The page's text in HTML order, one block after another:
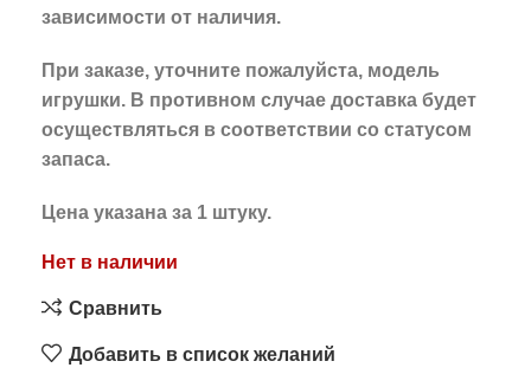
зависимости от наличия.
При заказе, уточните пожалуйста, модель
игрушки. В противном случае доставка будет
осуществляться в соответствии со статусом
запаса.
Цена указана за 1 штуку.
Нет в наличии
Сравнить
Добавить в список желаний